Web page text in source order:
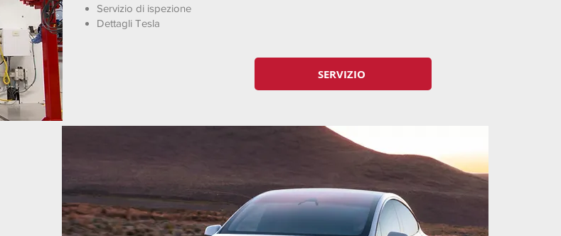
Servizio di ispezione
Dettagli Tesla
SERVIZIO